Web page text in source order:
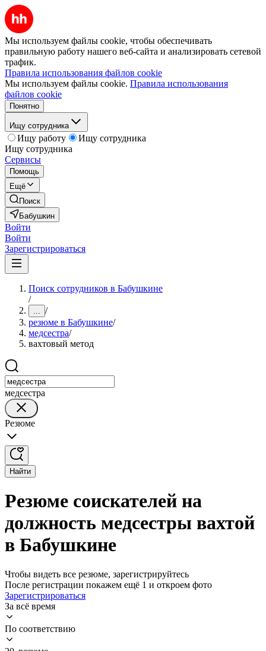
Мы используем файлы cookie, чтобы обеспечивать
правильную работу нашего веб-сайта и анализировать сетевой
трафик.
Правила использования файлов cookie
Мы используем файлы cookie. Правила использования
файлов cookie
Понятно
Ищу сотрудника
Ищу работу
Ищу сотрудника
Ищу сотрудника
Сервисы
Помощь
Ещё
Поиск
Бабушкин
Войти
Войти
Зарегистрироваться
Поиск сотрудников в Бабушкине
/
... /
резюме в Бабушкине/
медсестра/
вахтовый метод
медсестра
Резюме
Найти
Резюме соискателей на
должность медсестры вахтой
в Бабушкине
Чтобы видеть все резюме, зарегистрируйтесь
После регистрации покажем ещё 1 и откроем фото
Зарегистрироваться
За всё время
По соответствию